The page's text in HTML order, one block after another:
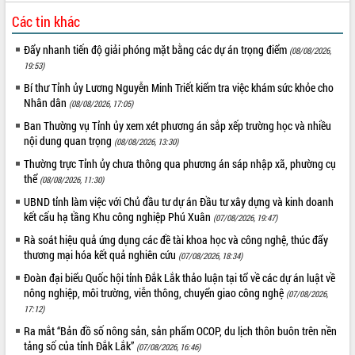
Tháo gỡ những vướng mắc, đẩy mạnh
công tác cải cách thủ tục hành chính
tại Trung tâm Phục vụ hành chính
công tỉnh
Đắk Lắk: Tôn vinh 46 giải pháp tại Hội
thi Sáng tạo Kỹ thuật 2024 - 2025
Đắk Lắk rà soát, điều chỉnh Đề án 190
về phát triển nuôi trồng thủy sản
Trương Công Thái kiểm tra thực địa
Dự án cao tốc Khánh Hòa - Buôn Ma
Thuột
Định vị cà phê Việt Nam như một “di
sản sống” trong dòng chảy toàn cầu
Xây dựng nông thôn mới: Nâng cao đời
sống người dân từ những mô hình thiết
thực
Quyết liệt tháo gỡ vướng mắc, đẩy
nhanh tiến độ các dự án trọng điểm
trong Khu kinh tế Nam Phú Yên
Các tin khác
Đẩy nhanh tiến độ giải phóng mặt bằng các dự án trọng điểm (08/08/2026,
19:53)
Bí thư Tỉnh ủy Lương Nguyễn Minh Triết kiểm tra việc khám sức khỏe cho
Nhân dân (08/08/2026, 17:05)
Ban Thường vụ Tỉnh ủy xem xét phương án sắp xếp trường học và nhiều
nội dung quan trọng (08/08/2026, 13:30)
Thường trực Tỉnh ủy chưa thông qua phương án sáp nhập xã, phường cụ
thể (08/08/2026, 11:30)
UBND tỉnh làm việc với Chủ đầu tư dự án Đầu tư xây dựng và kinh doanh
kết cấu hạ tầng Khu công nghiệp Phú Xuân (07/08/2026, 19:47)
Rà soát hiệu quả ứng dụng các đề tài khoa học và công nghệ, thúc đẩy
thương mại hóa kết quả nghiên cứu (07/08/2026, 18:34)
Đoàn đại biểu Quốc hội tỉnh Đắk Lắk thảo luận tại tổ về các dự án luật về
nông nghiệp, môi trường, viễn thông, chuyển giao công nghệ (07/08/2026,
17:12)
Ra mắt “Bản đồ số nông sản, sản phẩm OCOP, du lịch thôn buôn trên nền
tảng số của tỉnh Đắk Lắk” (07/08/2026, 16:46)